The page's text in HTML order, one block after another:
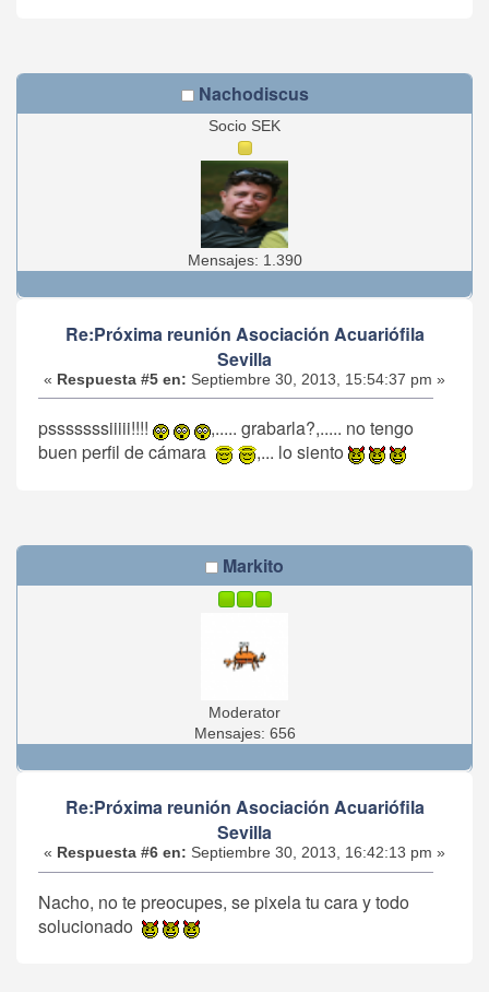
Nachodiscus
Socio SEK
Mensajes: 1.390
Re:Próxima reunión Asociación Acuariófila
Sevilla
« Respuesta #5 en: Septiembre 30, 2013, 15:54:37 pm »
psssssssiiiii!!!!
,..... grabarla?,..... no tengo
buen perfil de cámara
,... lo siento
Markito
Moderator
Mensajes: 656
Re:Próxima reunión Asociación Acuariófila
Sevilla
« Respuesta #6 en: Septiembre 30, 2013, 16:42:13 pm »
Nacho, no te preocupes, se pixela tu cara y todo
solucionado